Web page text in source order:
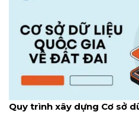
Quy trình xây dựng Cơ sở